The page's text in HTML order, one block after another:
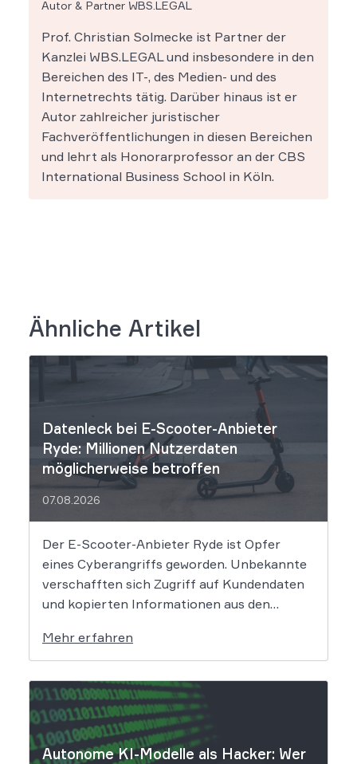
Autor & Partner WBS.LEGAL
Prof. Christian Solmecke ist Partner der
Kanzlei WBS.LEGAL und insbesondere in den
Bereichen des IT-, des Medien- und des
Internetrechts tätig. Darüber hinaus ist er
Autor zahlreicher juristischer
Fachveröffentlichungen in diesen Bereichen
und lehrt als Honorarprofessor an der CBS
International Business School in Köln.
Ähnliche Artikel
Datenleck bei E-Scooter-Anbieter
Ryde: Millionen Nutzerdaten
möglicherweise betroffen
07.08.2026
Der E-Scooter-Anbieter Ryde ist Opfer
eines Cyberangriffs geworden. Unbekannte
verschafften sich Zugriff auf Kundendaten
und kopierten Informationen aus den
Folgen das Datenleck für Betroffene hat, ist
derzeit noch nicht vollständig absehbar. Der
Mobilitätsanbieter Ryde hat seine Kunden
über einen Sicherheitsvorfall informiert.
Nach Angaben des Unternehmens […]
Mehr erfahren
Autonome KI-Modelle als Hacker: Wer